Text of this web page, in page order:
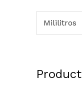
Mililitros